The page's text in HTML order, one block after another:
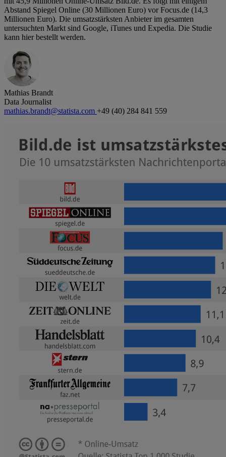
Abstand Spiegel Online (30 Millionen Euro) vor Focus.de (14,3
Millionen Euro). Die umsatzstärksten Anbieter im gesamten
untersuchten Markt sind Google, iTunes und Expedia. Die Studie
kann hier bestellt werden.
Mathias Brandt
Data Journalist
mathias.brandt@statista.com +49 (40) 284 841 559